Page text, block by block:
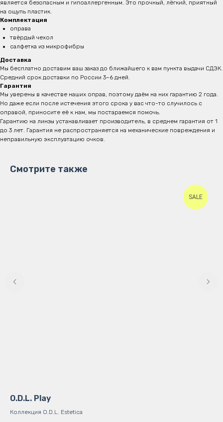
является безопасным и гипоаллергенным. Это прочный, лёгкий, приятный
на ощупь пластик.
Комплектация
оправа
твёрдый чехол
салфетка из микрофибры
Доставка
Мы бесплатно доставим ваш заказ до ближайшего к вам пункта выдачи СДЭК.
Средний срок доставки по России 3–6 дней.
Гарантия
Мы уверены в качестве наших оправ, поэтому даём на них гарантию 2 года.
Но даже если после истечения этого срока у вас что-то случилось с
оправой, приносите её к нам, мы постараемся помочь.
Гарантию на линзы устанавливает производитель, в среднем гарантия от 1
до 3 лет. Гарантия не распространяется на механические повреждения и
неправильную эксплуатацию очков.
Смотрите также
SALE
O.D.L. Play
Коллекция O.D.L. Estetica